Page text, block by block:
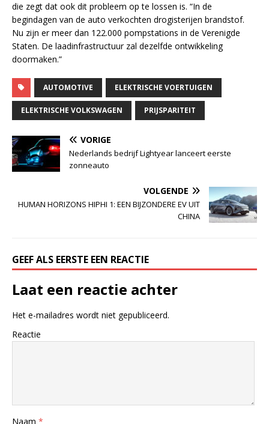
die zegt dat ook dit probleem op te lossen is. “In de
begindagen van de auto verkochten drogisterijen brandstof.
Nu zijn er meer dan 122.000 pompstations in de Verenigde
Staten. De laadinfrastructuur zal dezelfde ontwikkeling
doormaken.”
AUTOMOTIVE ELEKTRISCHE VOERTUIGEN
ELEKTRISCHE VOLKSWAGEN PRIJSPARITEIT
VORIGE
Nederlands bedrijf Lightyear lanceert eerste
zonneauto
VOLGENDE
HUMAN HORIZONS HIPHI 1: EEN BIJZONDERE EV UIT
CHINA
GEEF ALS EERSTE EEN REACTIE
Laat een reactie achter
Het e-mailadres wordt niet gepubliceerd.
Reactie
Naam *